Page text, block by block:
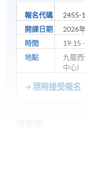
報名代碼
2455-
開課日期
2026
時間
19:15
地點
九龍
中心)
現時接受報名
逢周三，下午7